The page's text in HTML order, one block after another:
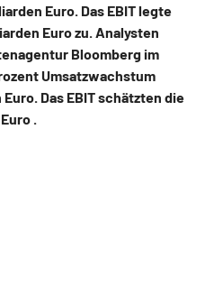
Euro. Das EBIT legte
Euro zu. Analysten
Bloomberg im
Umsatzwachstum
Das EBIT schätzten die
.